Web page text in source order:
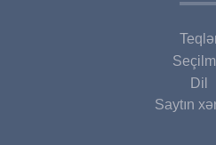
Dil
Saytın